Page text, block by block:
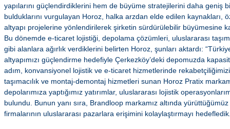
yapılarını güçlendirdiklerini hem de büyüme stratejilerini daha geniş
bulduklarını vurgulayan Horoz, halka arzdan elde edilen kaynakları,
altyapı projelerine yönlendirilerek şirketin sürdürülebilir büyümesine
Bu dönemde e-ticaret lojistiği, depolama çözümleri, uluslararası
gibi alanlara ağırlık verdiklerini belirten Horoz, şunları aktardı:
altyapımızı güçlendirme hedefiyle Çerkezköy’deki depomuzda
adım, konvansiyonel lojistik ve e-ticaret hizmetlerinde rekabetçiliğimizi
taşımacılık ve montaj-demontaj hizmetleri sunan Horoz Pratix
depolarımıza yaptığımız yatırımlar, uluslararası lojistik
bulundu. Bunun yanı sıra, Brandloop markamız altında
firmalarının uluslararası pazarlara erişimini kolaylaştırmayı